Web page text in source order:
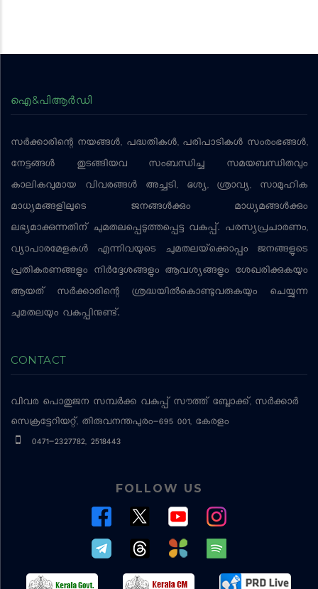
ഐ&പിആര്‍ഡി
സര്‍ക്കാരിന്റെ നയങ്ങള്‍, പദ്ധതികള്‍, പരിപാടികള്‍ സംരംഭങ്ങള്‍,
നേട്ടങ്ങള്‍ തുടങ്ങിയവ സംബന്ധിച്ച സമയബന്ധിതവും
കാലികവുമായ വിവരങ്ങള്‍ അച്ചടി, ദൃശ്യ, ശ്രാവ്യ, സാമൂഹിക
മാധ്യമങ്ങളിലൂടെ ജനങ്ങള്‍ക്കും മാധ്യമങ്ങള്‍ക്കും
ലഭ്യമാക്കുന്നതിന് ചുമതലപ്പെടുത്തപ്പെട്ട വകുപ്പ്. പരസ്യപ്രചാരണം,
വ്യാപാരമേളകള്‍ എന്നിവയുടെ ചുമതലയ്‌ക്കൊപ്പം ജനങ്ങളുടെ
പ്രതികരണങ്ങളും നിര്‍ദ്ദേശങ്ങളും ആവശ്യങ്ങളും ശേഖരിക്കുകയും
ആയത് സര്‍ക്കാരിന്റെ ശ്രദ്ധയില്‍കൊണ്ടുവരുകയും ചെയ്യുന്ന
ചുമതലയും വകുപ്പിനുണ്ട്.
CONTACT
വിവര പൊതുജന സമ്പര്‍ക്ക വകുപ്പ് സൗത്ത് ബ്ലോക്ക്, സര്‍ക്കാര്‍
സെക്രട്ടേറിയറ്റ്, തിരുവനന്തപുരം-695 001, കേരളം
0471-2327782, 2518443
FOLLOW US